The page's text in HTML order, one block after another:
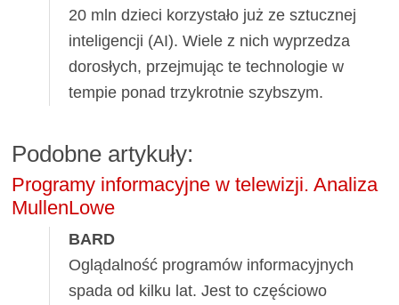
20 mln dzieci korzystało już ze sztucznej
inteligencji (AI). Wiele z nich wyprzedza
dorosłych, przejmując te technologie w
tempie ponad trzykrotnie szybszym.
Podobne artykuły:
Programy informacyjne w telewizji. Analiza
MullenLowe
BARD
Oglądalność programów informacyjnych
spada od kilku lat. Jest to częściowo